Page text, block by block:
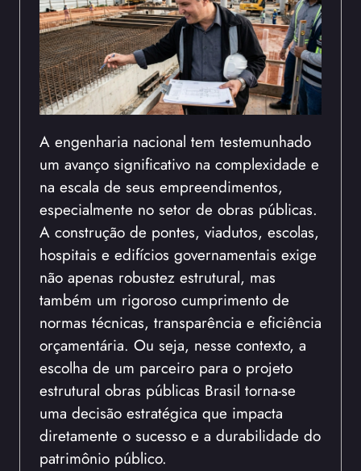
A engenharia nacional tem testemunhado
um avanço significativo na complexidade e
na escala de seus empreendimentos,
especialmente no setor de obras públicas.
A construção de pontes, viadutos, escolas,
hospitais e edifícios governamentais exige
não apenas robustez estrutural, mas
também um rigoroso cumprimento de
normas técnicas, transparência e eficiência
orçamentária. Ou seja, nesse contexto, a
escolha de um parceiro para o projeto
estrutural obras públicas Brasil torna-se
uma decisão estratégica que impacta
diretamente o sucesso e a durabilidade do
patrimônio público.